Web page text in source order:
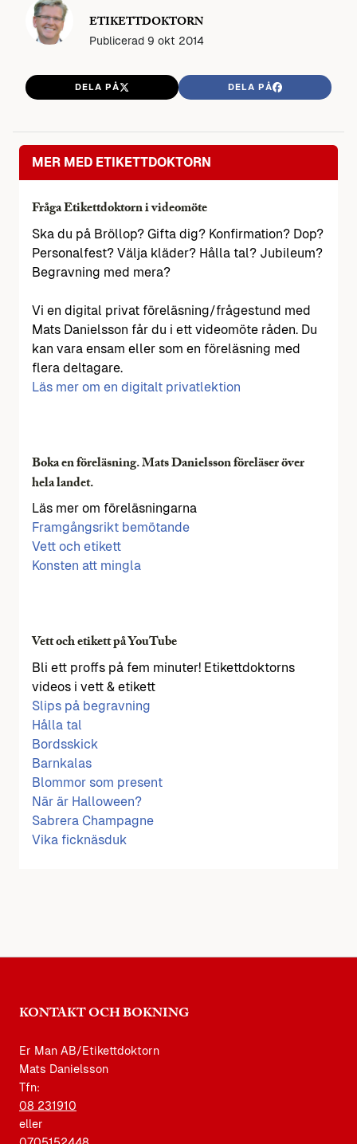
ETIKETTDOKTORN
Publicerad 9 okt 2014
DELA PÅ DELA PÅ
MER MED ETIKETTDOKTORN
Fråga Etikettdoktorn i videomöte
Ska du på Bröllop? Gifta dig? Konfirmation? Dop?
Personalfest? Välja kläder? Hålla tal? Jubileum?
Begravning med mera?
Vi en digital privat föreläsning/frågestund med
Mats Danielsson får du i ett videomöte råden. Du
kan vara ensam eller som en föreläsning med
flera deltagare.
Läs mer om en digitalt privatlektion
Boka en föreläsning. Mats Danielsson föreläser över
hela landet.
Läs mer om föreläsningarna
Framgångsrikt bemötande
Vett och etikett
Konsten att mingla
Vett och etikett på YouTube
Bli ett proffs på fem minuter! Etikettdoktorns
videos i vett & etikett
Slips på begravning
Hålla tal
Bordsskick
Barnkalas
Blommor som present
När är Halloween?
Sabrera Champagne
Vika ficknäsduk
KONTAKT OCH BOKNING
Er Man AB/Etikettdoktorn
Mats Danielsson
Tfn:
08 231910
eller